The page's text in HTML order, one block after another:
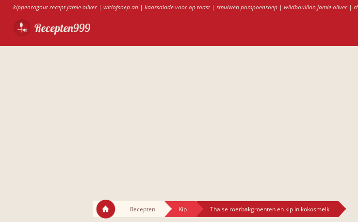
kippenragout recept jamie oliver| witlofsoep ah| kaassalade voor op toast| smulweb pompoensoep| wildbouillon jamie oliver|
Recepten Kip Thaise roerbakgroenten en kip in kokosmelk